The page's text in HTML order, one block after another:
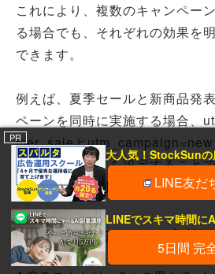
PR
大人気！StockSun
LINE友だ
LINEでスキマ時間に
5日間 完
これにより、複数のキャンペー
る場合でも、それぞれの効果を
できます。
例えば、夏季セールと新商品発
ペーンを同時に実施する場合、
mer_saleと
なるパラメータを設定すること
成果を個別に測定できます。
A/Bテストの実施